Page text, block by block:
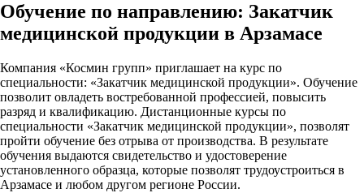
Обучение по направлению: Закатчик
медицинской продукции в Арзамасе
Компания «Космин групп» приглашает на курс по
специальности: «Закатчик медицинской продукции». Обучение
позволит овладеть востребованной профессией, повысить
разряд и квалификацию. Дистанционные курсы по
специальности «Закатчик медицинской продукции», позволят
пройти обучение без отрыва от производства. В результате
обучения выдаются свидетельство и удостоверение
установленного образца, которые позволят трудоустроиться в
Арзамасе и любом другом регионе России.